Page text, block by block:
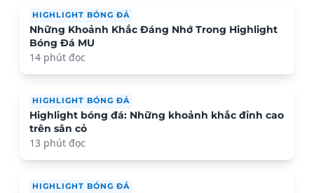
HIGHLIGHT BÓNG ĐÁ
Những Khoảnh Khắc Đáng Nhớ Trong Highlight
Bóng Đá MU
14 phút đọc
HIGHLIGHT BÓNG ĐÁ
Highlight bóng đá: Những khoảnh khắc đỉnh cao
trên sân cỏ
13 phút đọc
HIGHLIGHT BÓNG ĐÁ